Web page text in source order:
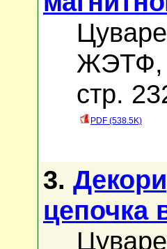
ЖЭТФ,
стр.
PDF (538.5K)
3.
цепочка